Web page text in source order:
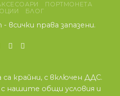
ПОРТМОНЕТА
БЛОГ
- всички права запазени.
са крайни, с включен ДДС.
с нашите общи условия и